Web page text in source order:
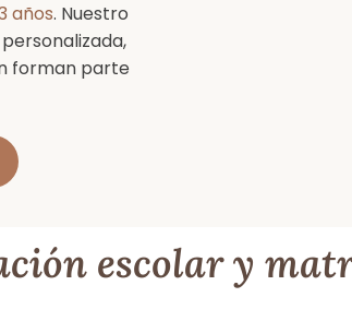
años. Nuestro
forman parte
escolar y